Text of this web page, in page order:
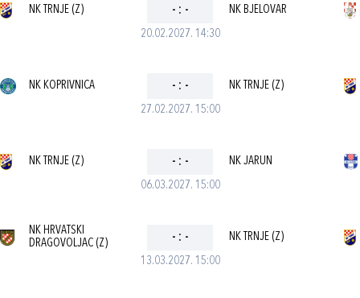
20.02.2027. 14:30
NK TRNJE (Z) - : - NK BJELOVAR
27.02.2027. 15:00
NK KOPRIVNICA - : - NK TRNJE (Z)
06.03.2027. 15:00
NK TRNJE (Z) - : - NK JARUN
13.03.2027. 15:00
NK HRVATSKI
DRAGOVOLJAC (Z)
- : - NK TRNJE (Z)